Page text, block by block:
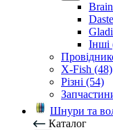
Інші
X-Fish (48)
Різні (54)
Шнури та
Каталог